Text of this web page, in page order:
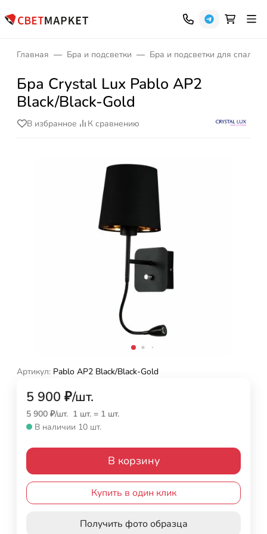
Главная Бра и подсветки Бра и подсветки для спальни
Бра Crystal Lux Pablo AP2
Black/Black-Gold
В избранное К сравнению
Артикул: Pablo AP2 Black/Black-Gold
5 900 ₽/шт.
5 900 ₽/шт. 1 шт. = 1 шт.
В наличии 10 шт.
В корзину
Купить в один клик
Получить фото образца